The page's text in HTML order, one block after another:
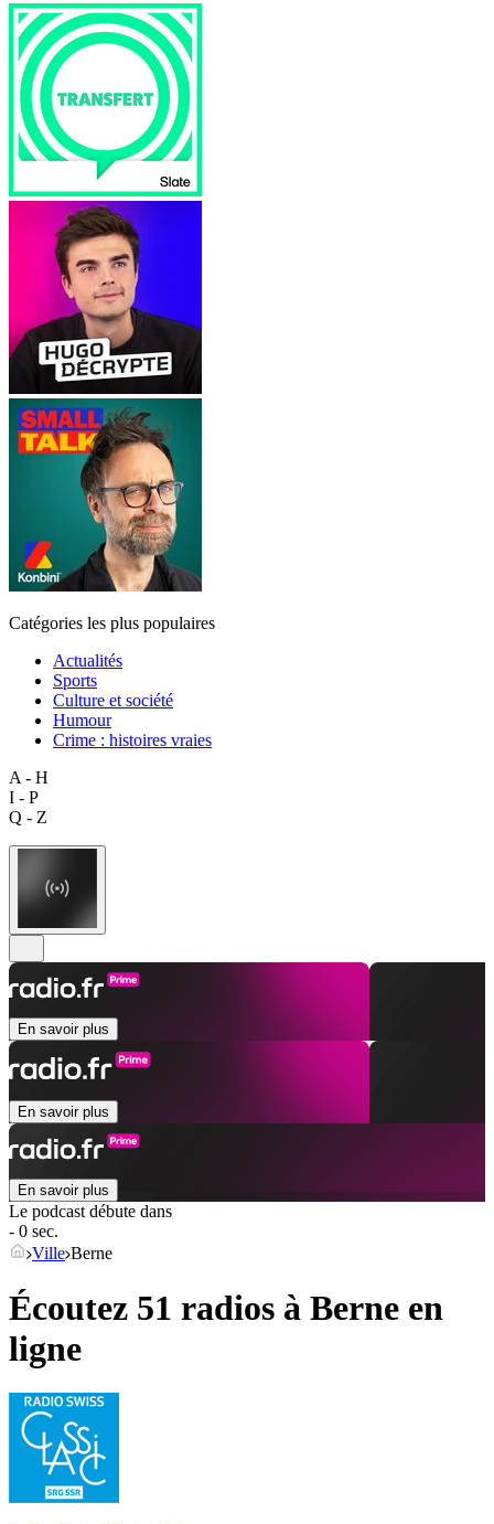
Catégories les plus populaires
Actualités
Sports
Culture et société
Humour
Crime : histoires vraies
A - H
I - P
Q - Z
En savoir plus
En savoir plus
En savoir plus
Le podcast débute dans
- 0 sec.
Ville Berne
Écoutez 51 radios à Berne en
ligne